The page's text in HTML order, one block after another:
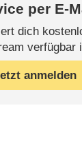
per E-
dich
verfügbar
anmelden